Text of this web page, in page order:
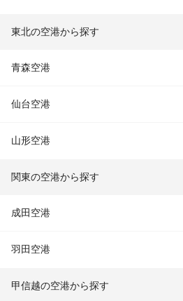
東北の空港から探す
青森空港
仙台空港
山形空港
関東の空港から探す
成田空港
羽田空港
甲信越の空港から探す